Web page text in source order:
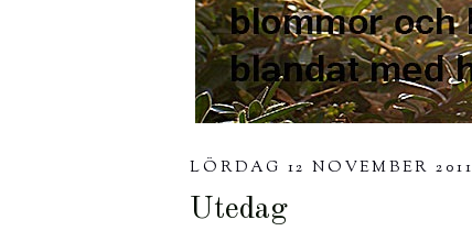
LÖRDAG 12 NOVEMBER 2011
Utedag